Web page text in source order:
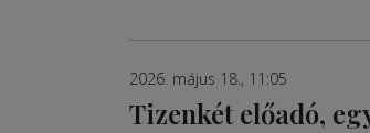
2026. május 18., 11:05
Tizenkét előadó,